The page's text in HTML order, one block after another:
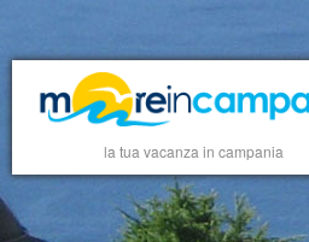
la tua vacanza in campania